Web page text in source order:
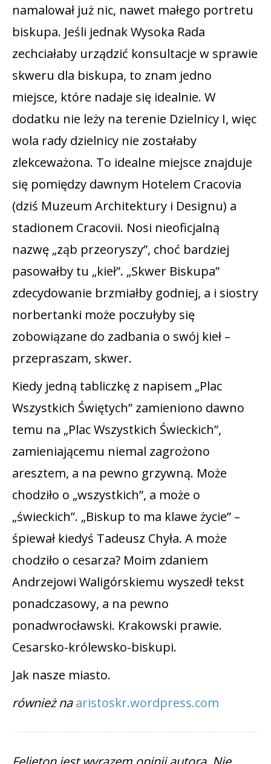
namalował już nic, nawet małego portretu
biskupa. Jeśli jednak Wysoka Rada
zechciałaby urządzić konsultacje w sprawie
skweru dla biskupa, to znam jedno
miejsce, które nadaje się idealnie. W
dodatku nie leży na terenie Dzielnicy I, więc
wola rady dzielnicy nie zostałaby
zlekceważona. To idealne miejsce znajduje
się pomiędzy dawnym Hotelem Cracovia
(dziś Muzeum Architektury i Designu) a
stadionem Cracovii. Nosi nieoficjalną
nazwę „ząb przeoryszy”, choć bardziej
pasowałby tu „kieł”. „Skwer Biskupa”
zdecydowanie brzmiałby godniej, a i siostry
norbertanki może poczułyby się
zobowiązane do zadbania o swój kieł –
przepraszam, skwer.
Kiedy jedną tabliczkę z napisem „Plac
Wszystkich Świętych” zamieniono dawno
temu na „Plac Wszystkich Świeckich”,
zamieniającemu niemal zagrożono
aresztem, a na pewno grzywną. Może
chodziło o „wszystkich”, a może o
„świeckich”. „Biskup to ma klawe życie” –
śpiewał kiedyś Tadeusz Chyła. A może
chodziło o cesarza? Moim zdaniem
Andrzejowi Waligórskiemu wyszedł tekst
ponadczasowy, a na pewno
ponadwrocławski. Krakowski prawie.
Cesarsko-królewsko-biskupi.
Jak nasze miasto.
również naaristoskr.wordpress.com